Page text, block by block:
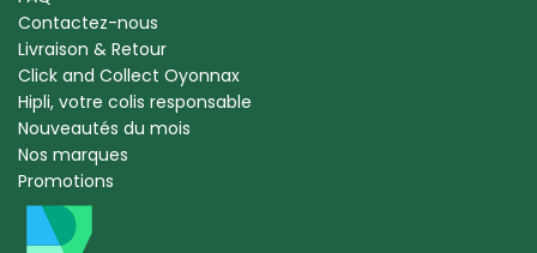
Contactez-nous
Livraison & Retour
Click and Collect Oyonnax
Hipli, votre colis responsable
Nouveautés du mois
Nos marques
Promotions